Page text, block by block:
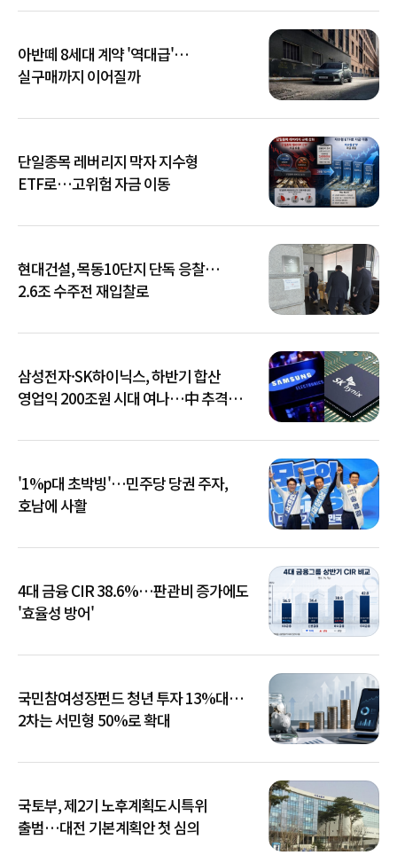
아반떼 8세대 계약 '역대급'…
실구매까지 이어질까
단일종목 레버리지 막자 지수형
ETF로…고위험 자금 이동
현대건설, 목동10단지 단독 응찰…
2.6조 수주전 재입찰로
삼성전자·SK하이닉스, 하반기 합산
영업익 200조원 시대 여나…中 추격은
'1%p대 초박빙'…민주당 당권 주자,
호남에 사활
4대 금융 CIR 38.6%…판관비 증가에도
'효율성 방어'
국민참여성장펀드 청년 투자 13%대…
2차는 서민형 50%로 확대
국토부, 제2기 노후계획도시특위
출범…대전 기본계획안 첫 심의